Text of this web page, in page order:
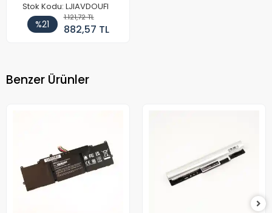
Stok Kodu: LJIAVDOUFI
%21
1.121,72 TL
882,57 TL
Benzer Ürünler